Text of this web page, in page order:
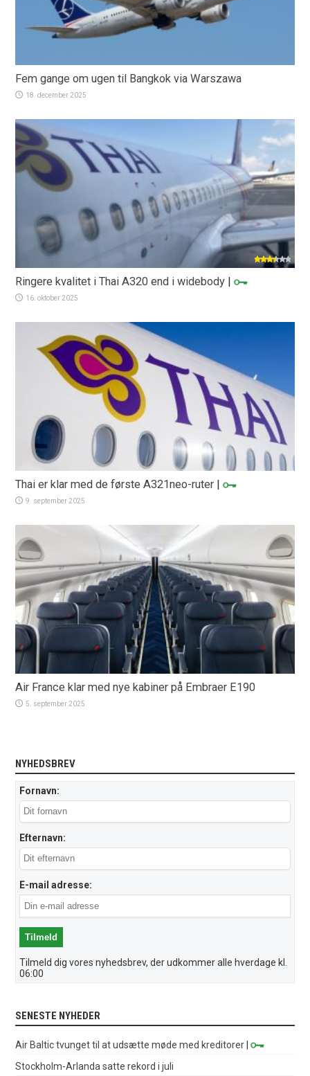
Fem gange om ugen til Bangkok via Warszawa
18. december 2025
Ringere kvalitet i Thai A320 end i widebody |
16. oktober 2025
Thai er klar med de første A321neo-ruter |
9. september 2025
Air France klar med nye kabiner på Embraer E190
5. september 2025
NYHEDSBREV
Fornavn:
Efternavn:
E-mail adresse:
Tilmeld dig vores nyhedsbrev, der udkommer alle hverdage kl.
06:00
SENESTE NYHEDER
Air Baltic tvunget til at udsætte møde med kreditorer |
Stockholm-Arlanda satte rekord i juli